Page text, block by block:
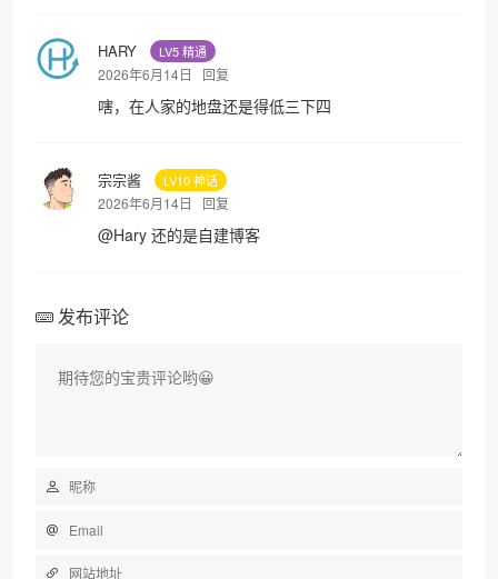
HARY LV5 精通
2026年6月14日 回复
嗐，在人家的地盘还是得低三下四
宗宗酱 LV10 神话
2026年6月14日 回复
@Hary 还的是自建博客
发布评论